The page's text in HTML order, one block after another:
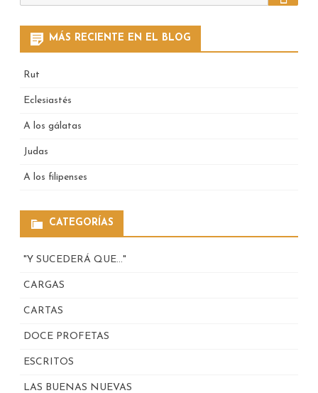
MÁS RECIENTE EN EL BLOG
Rut
Eclesiastés
A los gálatas
Judas
A los filipenses
CATEGORÍAS
"Y SUCEDERÁ QUE…"
CARGAS
CARTAS
DOCE PROFETAS
ESCRITOS
LAS BUENAS NUEVAS